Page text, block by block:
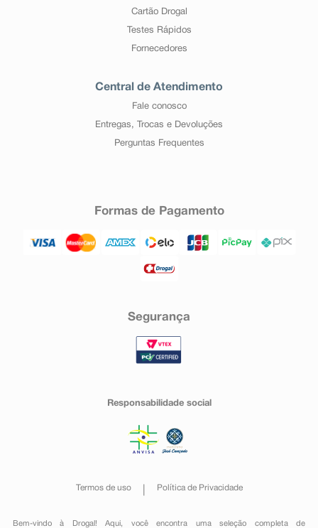
Cartão Drogal
Testes Rápidos
Fornecedores
Central de Atendimento
Fale conosco
Entregas, Trocas e Devoluções
Perguntas Frequentes
Formas de Pagamento
Segurança
Responsabilidade social
Termos de uso Política de Privacidade
Bem-vindo à Drogal! Aqui, você encontra uma seleção completa de